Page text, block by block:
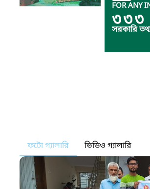
FOR ANY
৩৩৩
সরকারি
ফটো গ্যালারি ভিডিও গ্যালারি